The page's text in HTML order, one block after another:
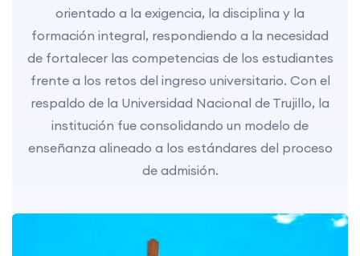
orientado a la exigencia, la disciplina y la
formación integral, respondiendo a la necesidad
de fortalecer las competencias de los estudiantes
frente a los retos del ingreso universitario. Con el
respaldo de la Universidad Nacional de Trujillo, la
institución fue consolidando un modelo de
enseñanza alineado a los estándares del proceso
de admisión.